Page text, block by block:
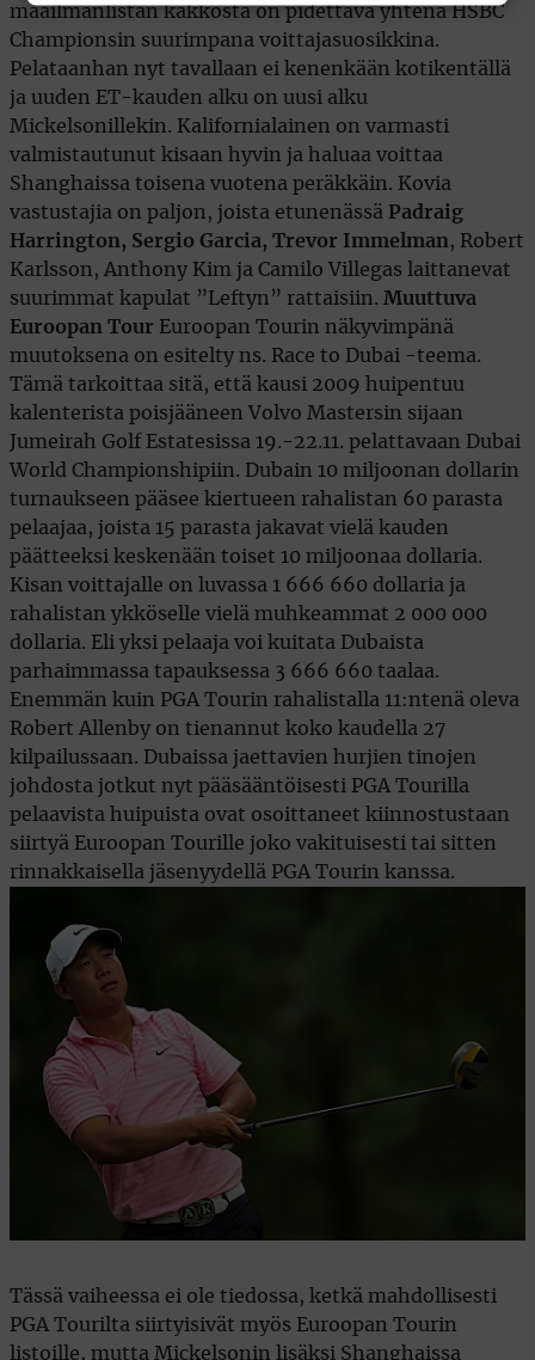
maailmanlistan kakkosta on pidettävä yhtenä HSBC
Championsin suurimpana voittajasuosikkina.
Pelataanhan nyt tavallaan ei kenenkään kotikentällä
ja uuden ET-kauden alku on uusi alku
Mickelsonillekin. Kalifornialainen on varmasti
valmistautunut kisaan hyvin ja haluaa voittaa
Shanghaissa toisena vuotena peräkkäin. Kovia
vastustajia on paljon, joista etunenässä Padraig
Harrington, Sergio Garcia, Trevor Immelman, Robert
Karlsson, Anthony Kim ja Camilo Villegas laittanevat
suurimmat kapulat ”Leftyn” rattaisiin. Muuttuva
Euroopan Tour Euroopan Tourin näkyvimpänä
muutoksena on esitelty ns. Race to Dubai -teema.
Tämä tarkoittaa sitä, että kausi 2009 huipentuu
kalenterista poisjääneen Volvo Mastersin sijaan
Jumeirah Golf Estatesissa 19.-22.11. pelattavaan Dubai
World Championshipiin. Dubain 10 miljoonan dollarin
turnaukseen pääsee kiertueen rahalistan 60 parasta
pelaajaa, joista 15 parasta jakavat vielä kauden
päätteeksi keskenään toiset 10 miljoonaa dollaria.
Kisan voittajalle on luvassa 1 666 660 dollaria ja
rahalistan ykköselle vielä muhkeammat 2 000 000
dollaria. Eli yksi pelaaja voi kuitata Dubaista
parhaimmassa tapauksessa 3 666 660 taalaa.
Enemmän kuin PGA Tourin rahalistalla 11:ntenä oleva
Robert Allenby on tienannut koko kaudella 27
kilpailussaan. Dubaissa jaettavien hurjien tinojen
johdosta jotkut nyt pääsääntöisesti PGA Tourilla
pelaavista huipuista ovat osoittaneet kiinnostustaan
siirtyä Euroopan Tourille joko vakituisesti tai sitten
rinnakkaisella jäsenyydellä PGA Tourin kanssa.
Tässä vaiheessa ei ole tiedossa, ketkä mahdollisesti
PGA Tourilta siirtyisivät myös Euroopan Tourin
listoille, mutta Mickelsonin lisäksi Shanghaissa